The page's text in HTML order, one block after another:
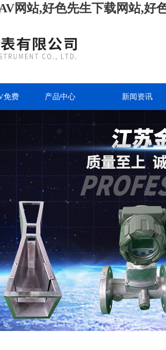
网站,好色先生下载网站,好
免费 产品中心 新闻资讯